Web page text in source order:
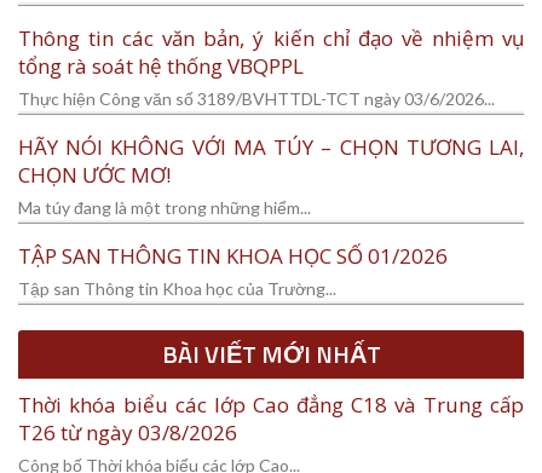
Thông tin các văn bản, ý kiến chỉ đạo về nhiệm vụ
tổng rà soát hệ thống VBQPPL
Thực hiện Công văn số 3189/BVHTTDL-TCT ngày 03/6/2026...
HÃY NÓI KHÔNG VỚI MA TÚY – CHỌN TƯƠNG LAI,
CHỌN ƯỚC MƠ!
Ma túy đang là một trong những hiểm...
TẬP SAN THÔNG TIN KHOA HỌC SỐ 01/2026
Tập san Thông tin Khoa học của Trường...
BÀI VIẾT MỚI NHẤT
Thời khóa biểu các lớp Cao đẳng C18 và Trung cấp
T26 từ ngày 03/8/2026
Công bố Thời khóa biểu các lớp Cao...